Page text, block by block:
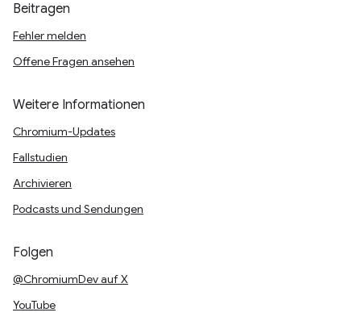
Beitragen
Fehler melden
Offene Fragen ansehen
Weitere Informationen
Chromium-Updates
Fallstudien
Archivieren
Podcasts und Sendungen
Folgen
@ChromiumDev auf X
YouTube